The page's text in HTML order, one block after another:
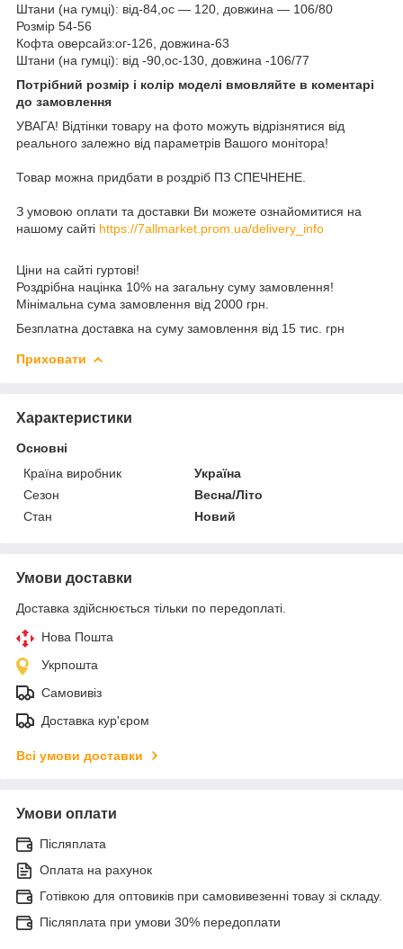
Штани (на гумці): від-84,ос — 120, довжина — 106/80
Розмір 54-56
Кофта оверсайз:ог-126, довжина-63
Штани (на гумці): від -90,ос-130, довжина -106/77
Потрібний розмір і колір моделі вмовляйте в коментарі
до замовлення
УВАГА! Відтінки товару на фото можуть відрізнятися від
реального залежно від параметрів Вашого монітора!
Товар можна придбати в роздріб ПЗ СПЕЧНЕНЕ.
З умовою оплати та доставки Ви можете ознайомитися на
нашому сайті https://7allmarket.prom.ua/delivery_info
Ціни на сайті гуртові!
Роздрібна націнка 10% на загальну суму замовлення!
Мінімальна сума замовлення від 2000 грн.
Безплатна доставка на суму замовлення від 15 тис. грн
Приховати
Характеристики
Основні
Країна виробник
Україна
Сезон
Весна/Літо
Стан
Новий
Умови доставки
Доставка здійснюється тільки по передоплаті.
Нова Пошта
Укрпошта
Самовивіз
Доставка кур'єром
Всі умови доставки
Умови оплати
Післяплата
Оплата на рахунок
Готівкою для оптовиків при самовивезенні товау зі складу.
Післяплата при умови 30% передоплати